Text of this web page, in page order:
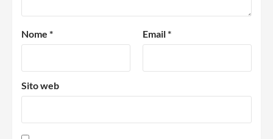
Nome * Email*
Sito web